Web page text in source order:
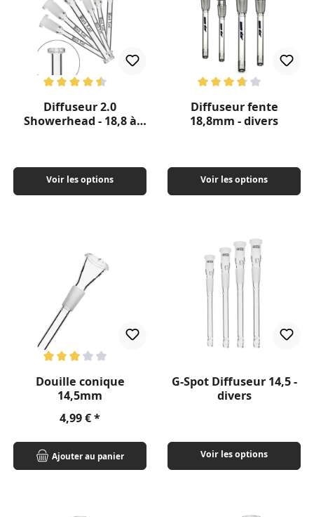
Diffuseur 2.0
Showerhead - 18,8 à
Voir les options
Diffuseur fente
18,8mm - divers
Voir les options
Douille conique
14,5mm
Prix régulier :
4,99 €
Ajouter au panier
G-Spot Diffuseur 14,5 -
divers
Voir les options